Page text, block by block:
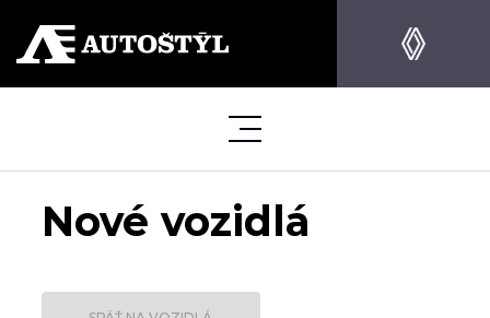
Nové vozidlá